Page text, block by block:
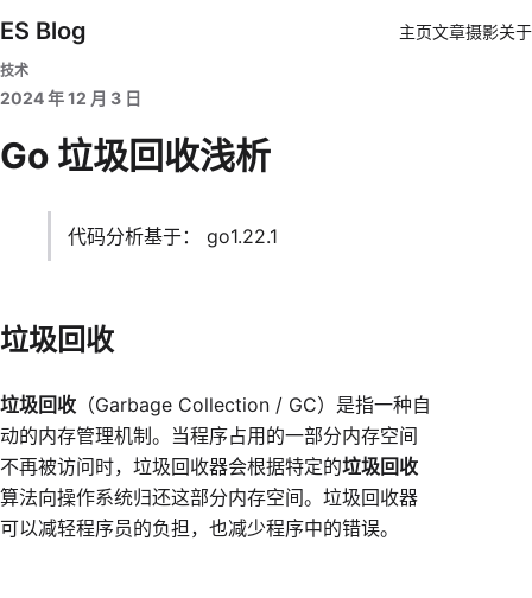
ES Blog 主页文章摄影关于
技术
2024 年 12 月 3 日
Go 垃圾回收浅析
代码分析基于： go1.22.1
垃圾回收
垃圾回收 （Garbage Collection / GC）是指一种自
动的内存管理机制。当程序占用的一部分内存空间
不再被访问时，垃圾回收器会根据特定的垃圾回收
算法向操作系统归还这部分内存空间。垃圾回收器
可以减轻程序员的负担，也减少程序中的错误。